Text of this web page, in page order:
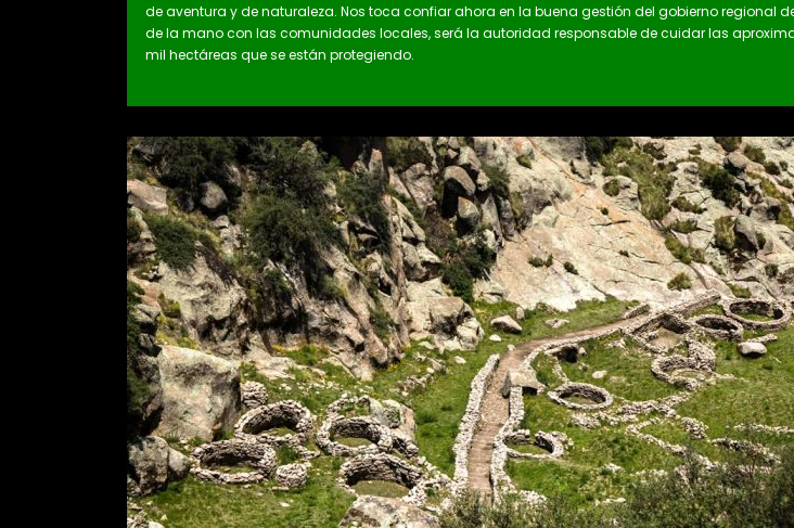
de aventura y de naturaleza. Nos toca confiar ahora en la buena gestión del gobierno regional
de la mano con las comunidades locales, será la autoridad responsable de cuidar las
mil hectáreas que se están protegiendo.